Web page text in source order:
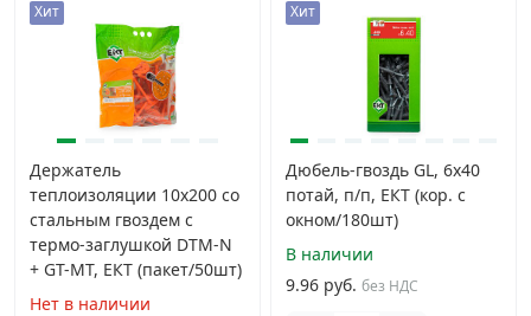
Хит
Держатель
теплоизоляции 10x200 со
стальным гвоздем с
термо-заглушкой DTM-N
+ GT-MT, ЕКТ (пакет/50шт)
Нет в наличии
Хит
Дюбель-гвоздь GL, 6x40
потай, п/п, ЕКТ (кор. с
окном/180шт)
В наличии
9.96 руб. без НДС